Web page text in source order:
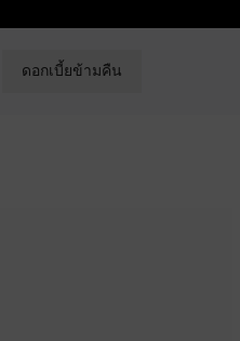
ดอกเบี้ยข้ามคืน